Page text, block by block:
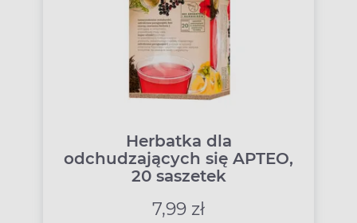
Herbatka dla
odchudzających się APTEO,
20 saszetek
7,99 zł